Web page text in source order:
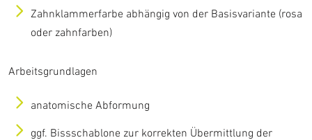
Zahnklammerfarbe abhängig von der Basisvariante (rosa
oder zahnfarben)
Arbeitsgrundlagen
anatomische Abformung
ggf. Bissschablone zur korrekten Übermittlung der